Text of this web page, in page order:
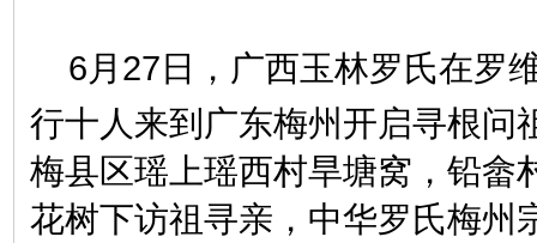
6月27日，广西玉林罗氏在罗
行十人来到广东梅州开启寻根问
梅县区瑶上瑶西村旱塘窝，铅畲
花树下访祖寻亲，中华罗氏梅州